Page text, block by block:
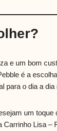
e um bom
é a
para o dia a dia
um toque
Carrinho Lisa –